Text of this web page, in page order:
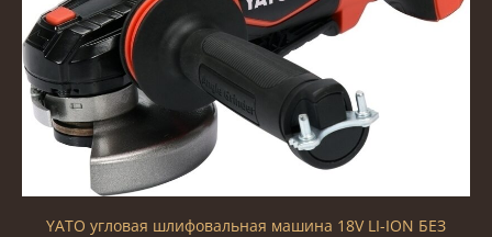
YATO угловая шлифовальная машина 18V LI-ION БЕЗ